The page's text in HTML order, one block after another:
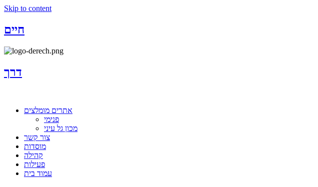
Skip to content
חיים
דרך
אתרים מומלצים
פנימי
מכון גל עיני
צור קשר
מוסדות
קהילה
פעילות
עמוד בית